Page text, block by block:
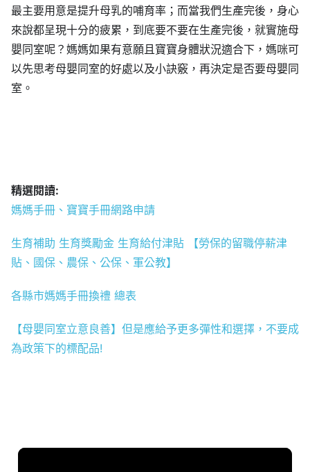
最主要用意是提升母乳的哺育率；而當我們生產完後，身心
來說都呈現十分的疲累，到底要不要在生產完後，就實施母
嬰同室呢？媽媽如果有意願且寶寶身體狀況適合下，媽咪可
以先思考母嬰同室的好處以及小訣竅，再決定是否要母嬰同
室。
精選閱讀:
媽媽手冊、寶寶手冊網路申請
生育補助 生育獎勵金 生育給付津貼 【勞保的留職停薪津
貼、國保、農保、公保、軍公教】
各縣市媽媽手冊換禮 總表
【母嬰同室立意良善】但是應給予更多彈性和選擇，不要成
為政策下的標配品!